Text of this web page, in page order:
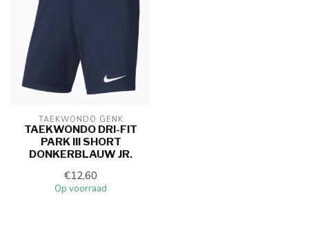
TAEKWONDO GENK
TAEKWONDO DRI-FIT
PARK III SHORT
DONKERBLAUW JR.
€12,60
Op voorraad